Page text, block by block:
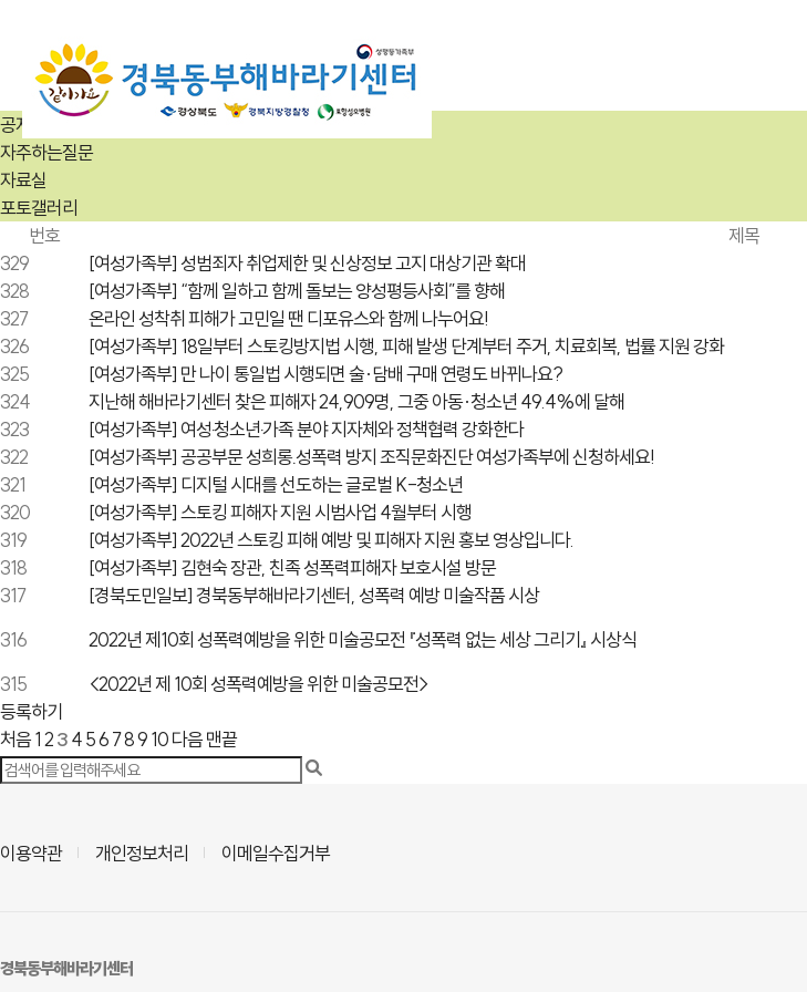
공지사항
자주하는질문
자료실
포토갤러리
번호
제목
329
[여성가족부] 성범죄자 취업제한 및 신상정보 고지 대상기관 확대
328
[여성가족부] “함께 일하고 함께 돌보는 양성평등사회”를 향해
327
온라인 성착취 피해가 고민일 땐 디포유스와 함께 나누어요!
326
[여성가족부] 18일부터 스토킹방지법 시행, 피해 발생 단계부터 주거, 치료회복, 법률 지원 강화
325
[여성가족부] 만 나이 통일법 시행되면 술·담배 구매 연령도 바뀌나요?
324
지난해 해바라기센터 찾은 피해자 24,909명, 그중 아동·청소년 49.4%에 달해
323
[여성가족부] 여성‧청소년‧가족 분야 지자체와 정책협력 강화한다
322
[여성가족부] 공공부문 성희롱․성폭력 방지 조직문화진단 여성가족부에 신청하세요!
321
[여성가족부] 디지털 시대를 선도하는 글로벌 K-청소년
320
[여성가족부] 스토킹 피해자 지원 시범사업 4월부터 시행
319
[여성가족부] 2022년 스토킹 피해 예방 및 피해자 지원 홍보 영상입니다.
318
[여성가족부] 김현숙 장관, 친족 성폭력피해자 보호시설 방문
317
[경북도민일보] 경북동부해바라기센터, 성폭력 예방 미술작품 시상
316
2022년 제10회 성폭력예방을 위한 미술공모전 『성폭력 없는 세상 그리기』 시상식
315
<2022년 제 10회 성폭력예방을 위한 미술공모전>
등록하기
처음12345678910다음맨끝
이용약관 개인정보처리 이메일수집거부
경북동부해바라기센터